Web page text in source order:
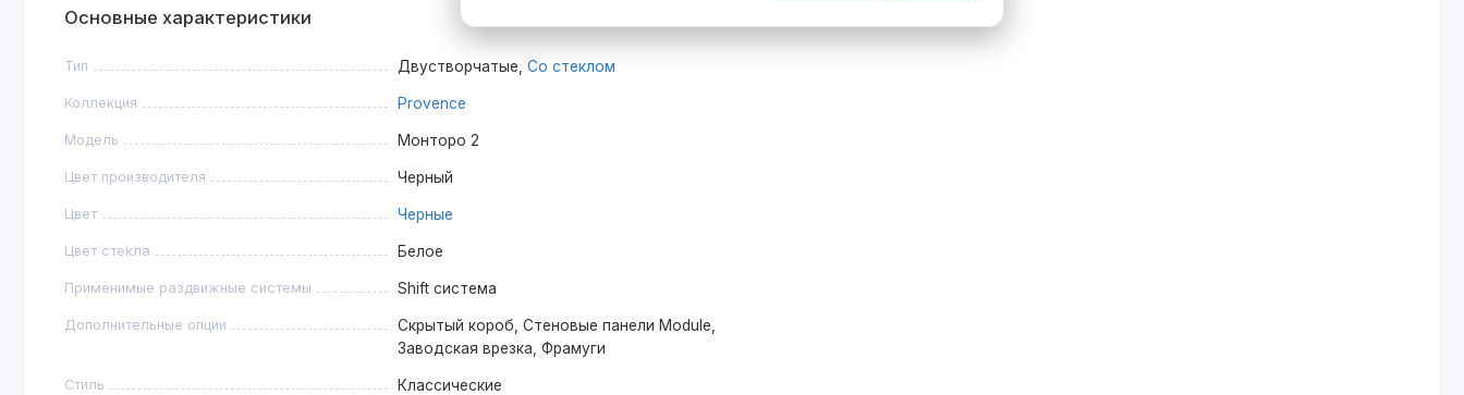
Основные характеристики
Тип Двустворчатые, Со стеклом
Коллекция Provence
Модель Монторо 2
Цвет производителя Черный
Цвет Черные
Цвет стекла Белое
Применимые раздвижные системы Shift система
Дополнительные опции
Скрытый короб, Стеновые панели Module,
Заводская врезка, Фрамуги
Стиль Классические